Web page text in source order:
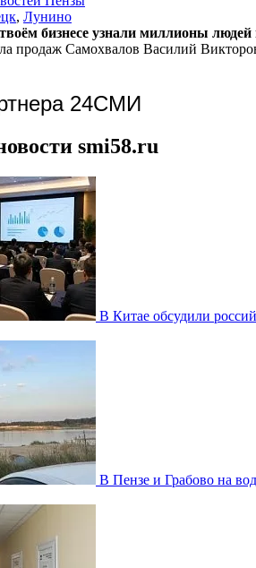
, Лунино
бизнесе узнали миллионы людей
продаж Самохвалов Василий
24СМИ
smi58.ru
В Китае обсудили
В Пензе и Грабово на